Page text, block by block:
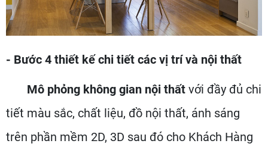
- Bước 4 thiết kế chi tiết các vị trí và nội thất
Mô phỏng không gian nội thất với đầy đủ chi
tiết màu sắc, chất liệu, đồ nội thất, ánh sáng
trên phần mềm 2D, 3D sau đó cho Khách Hàng